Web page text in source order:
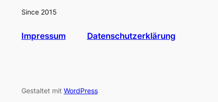
Since 2015
Impressum Datenschutzerklärung
Gestaltet mit WordPress